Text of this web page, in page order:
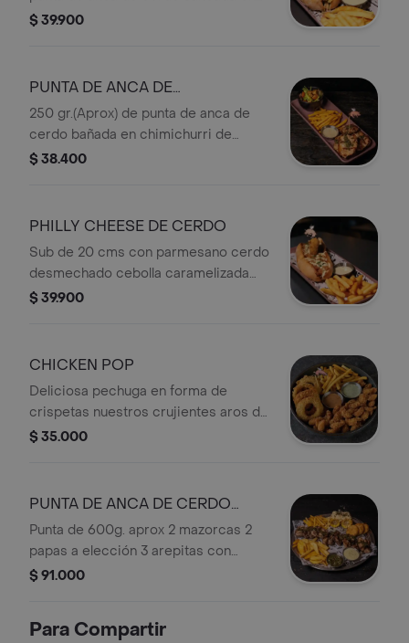
mantequilla de romero con pico de
un chicharrón crocante bañado en
$ 39.900
PUNTA DE ANCA DE
CERDOESPECIAL
250 gr.(Aprox) de punta de anca de
cerdo bañada en chimichurri de
uchuva. Acompañada de mix de
Acompañate a elección.
$ 38.400
PHILLY CHEESE DE CERDO
Sub de 20 cms con parmesano cerdo
desmechado cebolla caramelizada
doble queso americano alioli de ajo
$ 39.900
CHICKEN POP
Deliciosa pechuga en forma de
crispetas nuestros crujientes aros de
cebolla papas a la francesa.
$ 35.000
PUNTA DE ANCA DE CERDO
MEDIA
Punta de 600g. aprox 2 mazorcas 2
papas a elección 3 arepitas con
chicharrón chimichurri de uchuva
$ 91.000
Para Compartir